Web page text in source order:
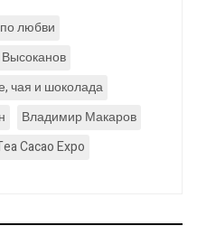
любви
чая и шоколада
Владимир Макаров
Cacao Expo